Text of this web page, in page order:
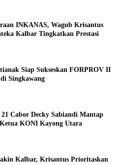
INKANAS, Wagub Krisantus
Kalbar Tingkatkan Prestasi
Siap Sukseskan FORPROV II
Singkawang
Cabor Decky Sabiandi Mantap
KONI Kayong Utara
Kalbar, Krisantus Prioritaskan